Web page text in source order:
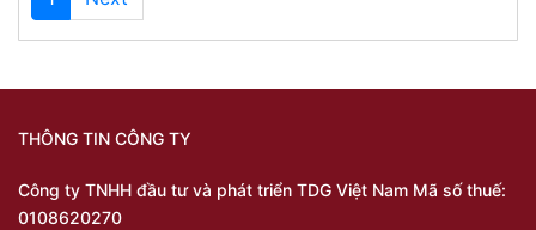
THÔNG TIN CÔNG TY
Công ty TNHH đầu tư và phát triển TDG Việt Nam Mã số thuế:
0108620270